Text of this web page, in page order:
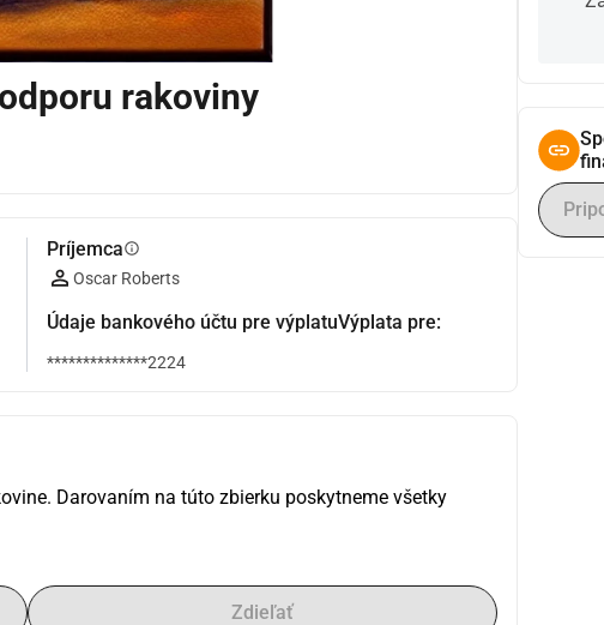
rakoviny
Príjemcainfo
Oscar Roberts
Údaje bankového účtu pre výplatuVýplata pre:
**************2224
Darovaním na túto zbierku poskytneme všetky
Zdieľať